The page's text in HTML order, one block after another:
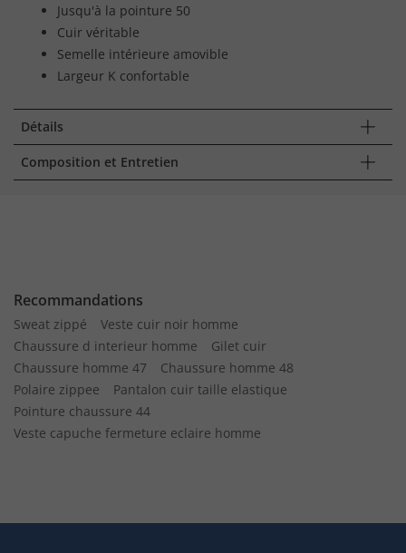
Jusqu'à la pointure 50
Cuir véritable
Semelle intérieure amovible
Largeur K confortable
Détails
Composition et Entretien
Recommandations
Sweat zippé
Veste cuir noir homme
Chaussure d interieur homme
Gilet cuir
Chaussure homme 47
Chaussure homme 48
Polaire zippee
Pantalon cuir taille elastique
Pointure chaussure 44
Veste capuche fermeture eclaire homme